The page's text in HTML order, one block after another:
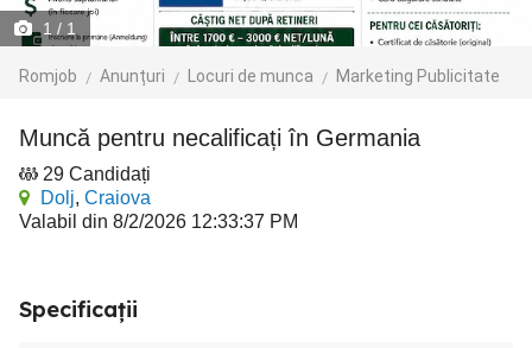
1 / 1
Romjob Anunțuri Locuri de munca Marketing Publicitate
Muncă pentru necalificați în Germania
29 Candidați
Dolj, Craiova
Valabil din 8/2/2026 12:33:37 PM
Specificații